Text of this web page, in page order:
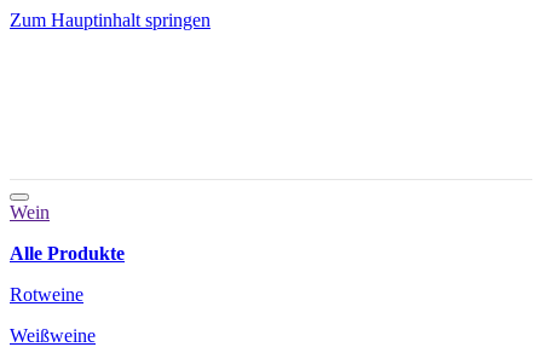
Zum Hauptinhalt springen
Wein
Alle Produkte
Rotweine
Weißweine